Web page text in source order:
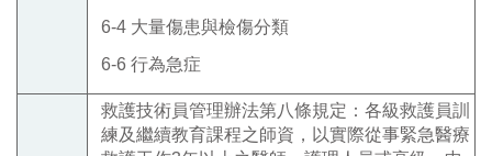
6-4 大量傷患與檢傷分類
6-6 行為急症
救護技術員管理辦法第八條規定：各級救護員訓
練及繼續教育課程之師資，以實際從事緊急醫療